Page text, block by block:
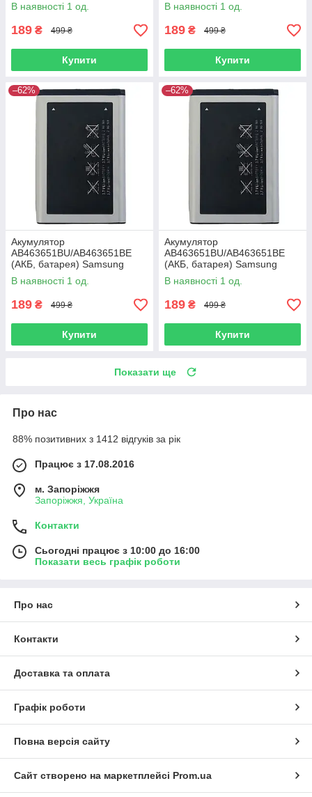
960mAh)
В наявності 1 од.
189 ₴ 499 ₴
Купити
3.7V 960mAh)
В наявності 1 од.
189 ₴ 499 ₴
Купити
–62%
Акумулятор
AB463651BU/AB463651BE
(АКБ, батарея) Samsung
M7600 Beat DJ (Li-ion 3.7V
960mAh)
В наявності 1 од.
189 ₴ 499 ₴
Купити
–62%
Акумулятор
AB463651BU/AB463651BE
(АКБ, батарея) Samsung
S3370 Corby 3G (Li-ion 3.7V
960mAh)
В наявності 1 од.
189 ₴ 499 ₴
Купити
Показати ще
Про нас
88% позитивних з 1412 відгуків за рік
Працює з 17.08.2016
м. Запоріжжя
Запоріжжя, Україна
Контакти
Сьогодні працює з 10:00 до 16:00
Показати весь графік роботи
Про нас
Контакти
Доставка та оплата
Графік роботи
Повна версія сайту
Сайт створено на маркетплейсі Prom.ua